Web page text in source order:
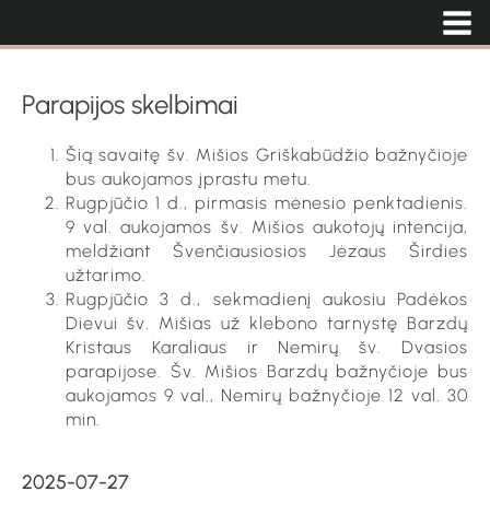
Parapijos skelbimai
Šią savaitę šv. Mišios Griškabūdžio bažnyčioje
bus aukojamos įprastu metu.
Rugpjūčio 1 d., pirmasis mėnesio penktadienis.
9 val. aukojamos šv. Mišios aukotojų intencija,
meldžiant Švenčiausiosios Jėzaus Širdies
užtarimo.
Rugpjūčio 3 d., sekmadienį aukosiu Padėkos
Dievui šv. Mišias už klebono tarnystę Barzdų
Kristaus Karaliaus ir Nemirų šv. Dvasios
parapijose. Šv. Mišios Barzdų bažnyčioje bus
aukojamos 9 val., Nemirų bažnyčioje 12 val. 30
min.
2025-07-27